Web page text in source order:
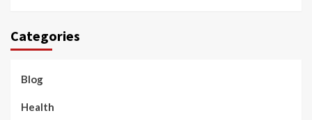
Categories
Blog
Health